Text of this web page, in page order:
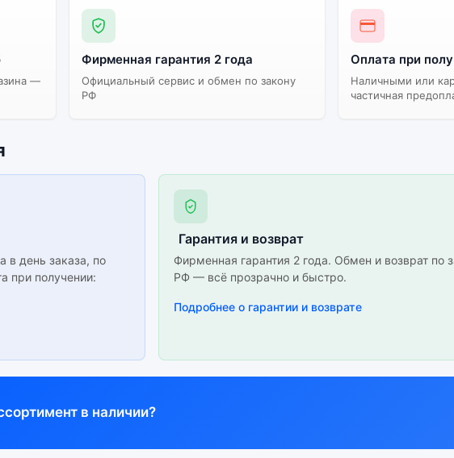
—
Фирменная гарантия 2 года
Официальный сервис и обмен по закону
РФ
Оплата при
Наличными или
частичная
в день заказа, по
при получении:
Гарантия и возврат
Фирменная гарантия 2 года. Обмен и возврат по
РФ — всё прозрачно и быстро.
Подробнее о гарантии и возврате
в наличии?